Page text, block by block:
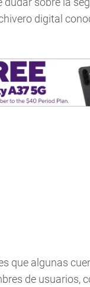
digital
que algunas
de usuarios,